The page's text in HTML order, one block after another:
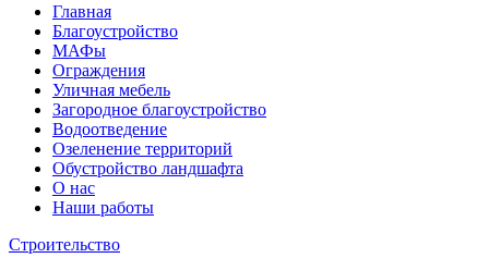
Главная
Благоустройство
МАФы
Ограждения
Уличная мебель
Загородное благоустройство
Водоотведение
Озеленение территорий
Обустройство ландшафта
О нас
Наши работы
Строительство